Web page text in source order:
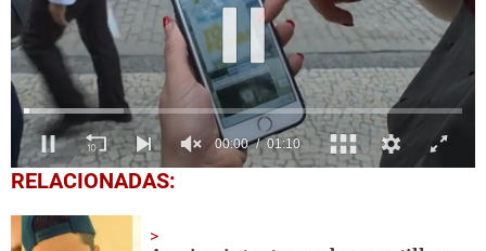
0
seconds
minute,
RELACIONADAS: